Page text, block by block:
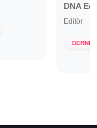
DNA
Editör